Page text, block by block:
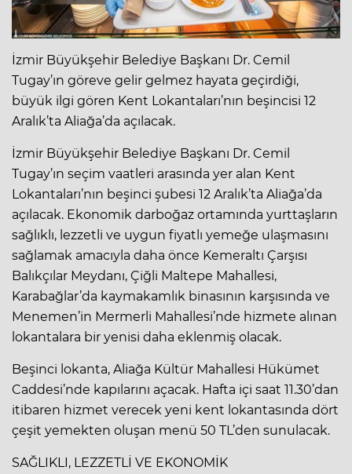
İzmir Büyükşehir Belediye Başkanı Dr. Cemil
Tugay’ın göreve gelir gelmez hayata geçirdiği,
büyük ilgi gören Kent Lokantaları’nın beşincisi 12
Aralık’ta Aliağa’da açılacak.
İzmir Büyükşehir Belediye Başkanı Dr. Cemil
Tugay’ın seçim vaatleri arasında yer alan Kent
Lokantaları’nın beşinci şubesi 12 Aralık’ta Aliağa’da
açılacak. Ekonomik darboğaz ortamında yurttaşların
sağlıklı, lezzetli ve uygun fiyatlı yemeğe ulaşmasını
sağlamak amacıyla daha önce Kemeraltı Çarşısı
Balıkçılar Meydanı, Çiğli Maltepe Mahallesi,
Karabağlar’da kaymakamlık binasının karşısında ve
Menemen’in Mermerli Mahallesi’nde hizmete alınan
lokantalara bir yenisi daha eklenmiş olacak.
Beşinci lokanta, Aliağa Kültür Mahallesi Hükümet
Caddesi’nde kapılarını açacak. Hafta içi saat 11.30’dan
itibaren hizmet verecek yeni kent lokantasında dört
çeşit yemekten oluşan menü 50 TL’den sunulacak.
SAĞLIKLI, LEZZETLİ VE EKONOMİK